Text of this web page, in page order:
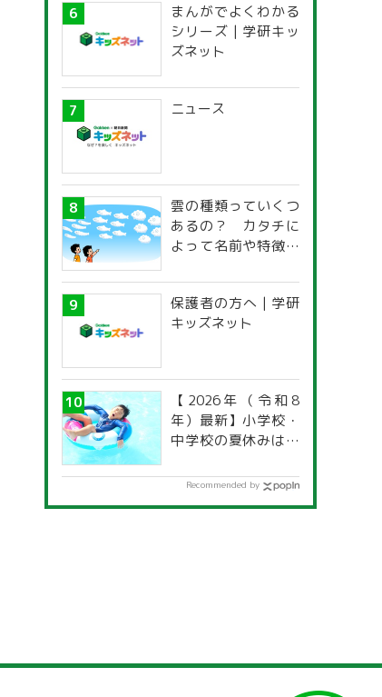
まんがでよくわかる
シリーズ | 学研キッ
ズネット
ニュース
雲の種類っていくつ
あるの？ カタチに
よって名前や特徴が
保護者の方へ | 学研
キッズネット
【2026年（令和8
年）最新】小学校・
中学校の夏休みはい
道府県別「夏季休暇
Recommended by